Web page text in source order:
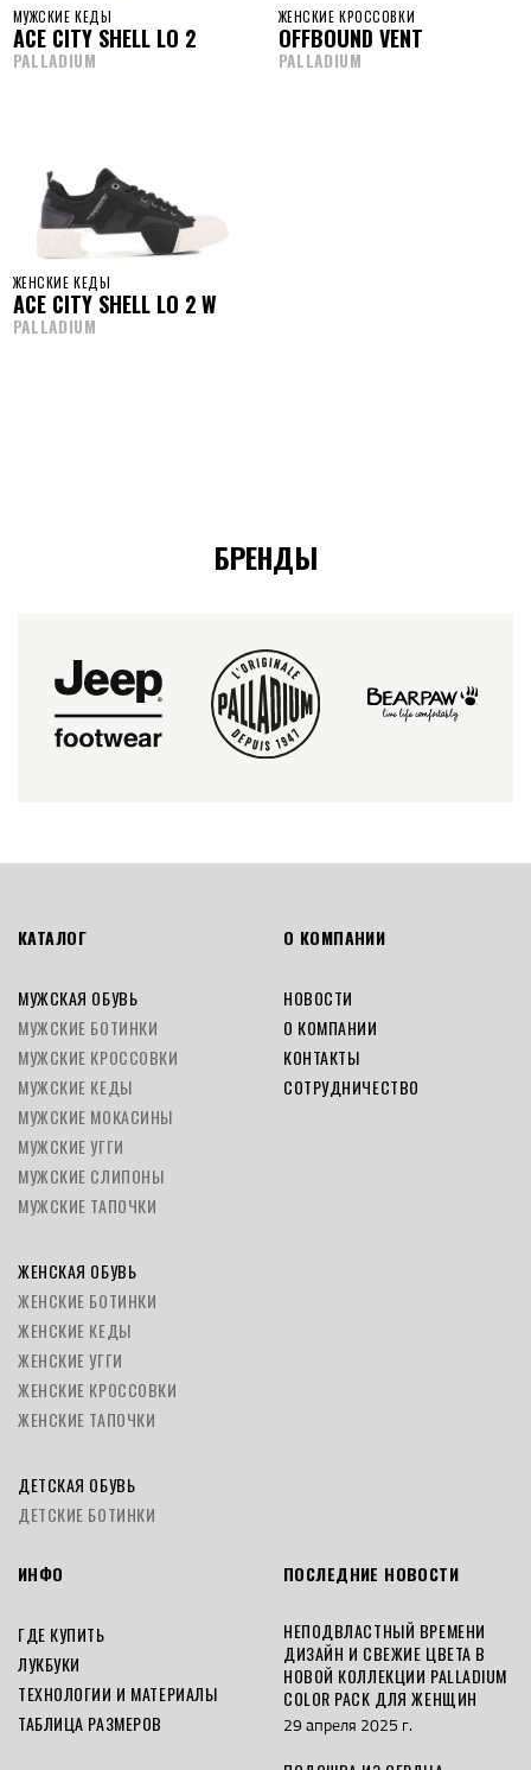
МУЖСКИЕ КЕДЫ
ACE CITY SHELL LO 2
PALLADIUM
ЖЕНСКИЕ КРОССОВКИ
OFFBOUND VENT
PALLADIUM
ЖЕНСКИЕ КЕДЫ
ACE CITY SHELL LO 2 W
PALLADIUM
БРЕНДЫ
КАТАЛОГ
МУЖСКАЯ ОБУВЬ
МУЖСКИЕ БОТИНКИ
МУЖСКИЕ КРОССОВКИ
МУЖСКИЕ КЕДЫ
МУЖСКИЕ МОКАСИНЫ
МУЖСКИЕ УГГИ
МУЖСКИЕ СЛИПОНЫ
МУЖСКИЕ ТАПОЧКИ
ЖЕНСКАЯ ОБУВЬ
ЖЕНСКИЕ БОТИНКИ
ЖЕНСКИЕ КЕДЫ
ЖЕНСКИЕ УГГИ
ЖЕНСКИЕ КРОССОВКИ
ЖЕНСКИЕ ТАПОЧКИ
ДЕТСКАЯ ОБУВЬ
ДЕТСКИЕ БОТИНКИ
О КОМПАНИИ
НОВОСТИ
О КОМПАНИИ
КОНТАКТЫ
СОТРУДНИЧЕСТВО
ИНФО
ГДЕ КУПИТЬ
ЛУКБУКИ
ТЕХНОЛОГИИ И МАТЕРИАЛЫ
ТАБЛИЦА РАЗМЕРОВ
ПОСЛЕДНИЕ НОВОСТИ
НЕПОДВЛАСТНЫЙ ВРЕМЕНИ
ДИЗАЙН И СВЕЖИЕ ЦВЕТА В
НОВОЙ КОЛЛЕКЦИИ PALLADIUM
COLOR PACK ДЛЯ ЖЕНЩИН
29 апреля 2025 г.